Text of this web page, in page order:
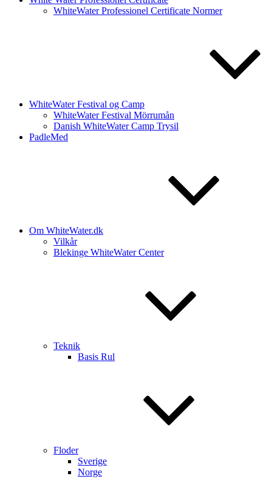
WhiteWater Professionel Certificate Normer
WhiteWater Festival og Camp
WhiteWater Festival Mörrumån
Danish WhiteWater Camp Trysil
PadleMed
Om WhiteWater.dk
Vilkår
Blekinge WhiteWater Center
Teknik
Basis Rul
Floder
Sverige
Norge